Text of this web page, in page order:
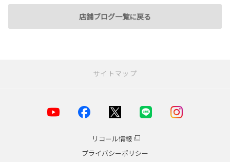
店舗ブログ一覧に戻る
サイトマップ
リコール情報
プライバシーポリシー